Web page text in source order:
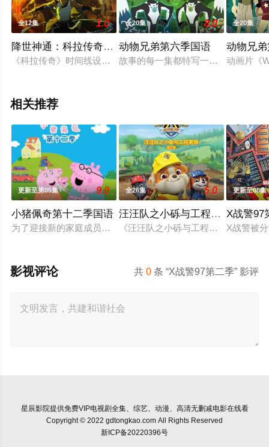
全12集 1.0
降世神通：科拉传奇第一季
《科拉传奇》时间线设置在《降世神通：最后的气宗》本篇75
全20集 8.0
动物兄弟第六季国语
故事的每一集都特写一个生动活泼的
全20集
动物兄
动画片《
相关推荐
更新至第05集 9.0
小猪佩奇第十二季国语
为了迎接新的家庭成员，猪爸爸和猪妈妈不得不准备搬家。在
全26集 5.0
汪汪队之小砾与工程家族第三季
《汪汪队之小砾与工程家族第2季》
更新至08集
X战警97
X战警被
共0 条 “X战警97第二季” 影评
影视评论
星辰影院提供免费VIP电视剧全集、综艺、动漫、高清无删减电影在线看
Copyright © 2022 gdtongkao.com All Rights Reserved
新ICP备20220396号